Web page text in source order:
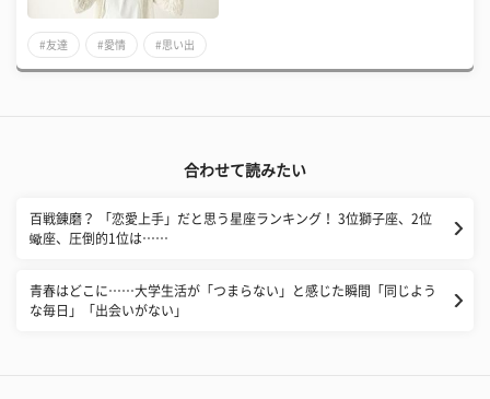
#友達 #愛情 #思い出
合わせて読みたい
百戦錬磨？ 「恋愛上手」だと思う星座ランキング！ 3位獅子座、2位
蠍座、圧倒的1位は……
青春はどこに……大学生活が「つまらない」と感じた瞬間「同じよう
な毎日」「出会いがない」